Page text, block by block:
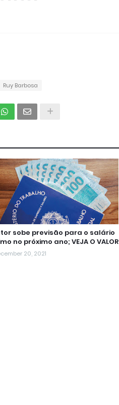
Ruy Barbosa
sobe previsão para o salário
no próximo ano; VEJA O VALOR
20, 2021